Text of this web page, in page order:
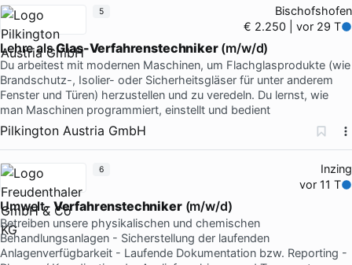
Bischofshofen
€ 2.250 | vor 29 T
Lehre alsGlas-Verfahrenstechniker(m/w/d)
Du arbeitest mit modernen Maschinen, um Flachglasprodukte (wie
Brandschutz-, Isolier- oder Sicherheitsgläser für unter anderem
Fenster und Türen) herzustellen und zu veredeln. Du lernst, wie
man Maschinen programmiert, einstellt und bedient
Pilkington Austria GmbH
5
Inzing
vor 11 T
Umwelt- Verfahrenstechniker(m/w/d)
Betreiben unsere physikalischen und chemischen
Behandlungsanlagen - Sicherstellung der laufenden
Anlagenverfügbarkeit - Laufende Dokumentation bzw. Reporting -
6